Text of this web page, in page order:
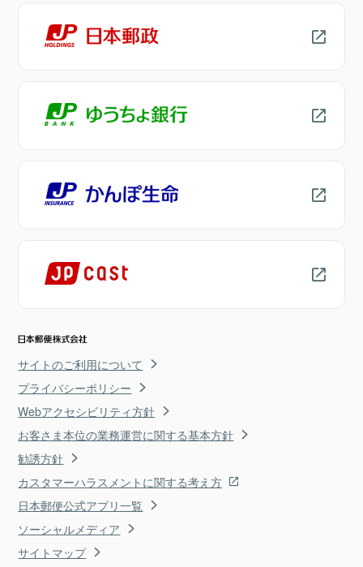
サイトのご利用について
プライバシーポリシー
Webアクセシビリティ方針
お客さま本位の業務運営に関する基本方針
勧誘方針
カスタマーハラスメントに関する考え方
日本郵便公式アプリ一覧
ソーシャルメディア
サイトマップ